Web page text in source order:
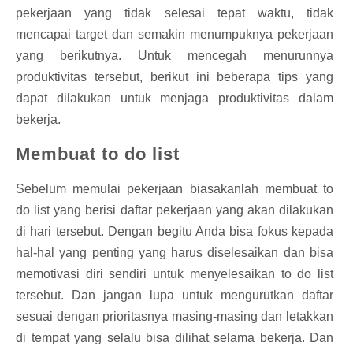
pekerjaan yang tidak selesai tepat waktu, tidak
mencapai target dan semakin menumpuknya pekerjaan
yang berikutnya. Untuk mencegah menurunnya
produktivitas tersebut, berikut ini beberapa tips yang
dapat dilakukan untuk menjaga produktivitas dalam
bekerja.
Membuat to do list
Sebelum memulai pekerjaan biasakanlah membuat to
do list yang berisi daftar pekerjaan yang akan dilakukan
di hari tersebut. Dengan begitu Anda bisa fokus kepada
hal-hal yang penting yang harus diselesaikan dan bisa
memotivasi diri sendiri untuk menyelesaikan to do list
tersebut. Dan jangan lupa untuk mengurutkan daftar
sesuai dengan prioritasnya masing-masing dan letakkan
di tempat yang selalu bisa dilihat selama bekerja. Dan